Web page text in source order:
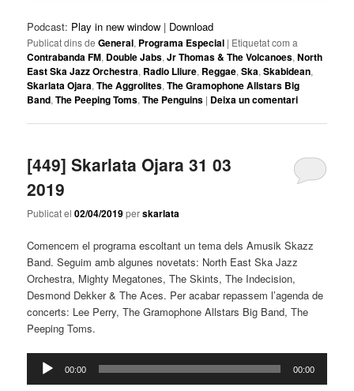
Podcast: Play in new window | Download
Publicat dins de General, Programa Especial | Etiquetat com a
Contrabanda FM, Double Jabs,Jr Thomas & The Volcanoes,North
East Ska Jazz Orchestra, Radio Lliure, Reggae,Ska,Skabidean,
Skarlata Ojara,The Aggrolites,The Gramophone Allstars Big
Band,The Peeping Toms,The Penguins | Deixa un comentari
[449] Skarlata Ojara 31 03
2019
Publicat el02/04/2019perskarlata
Comencem el programa escoltant un tema dels Amusik Skazz
Band. Seguim amb algunes novetats: North East Ska Jazz
Orchestra, Mighty Megatones, The Skints, The Indecision,
Desmond Dekker & The Aces. Per acabar repassem l’agenda de
concerts: Lee Perry, The Gramophone Allstars Big Band, The
Peeping Toms.
Reproductor
d'àudio
00:00 00:00